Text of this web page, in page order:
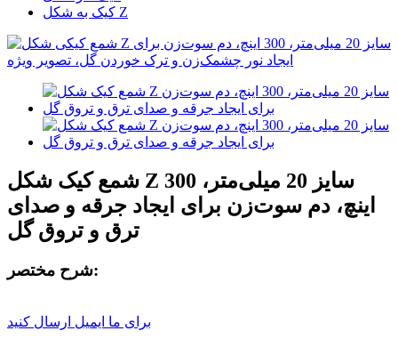
کیک به شکل Z
شمع کیک شکل Z سایز 20 میلی‌متر، 300
اینچ، دم سوت‌زن برای ایجاد جرقه و صدای
ترق و تروق گل
شرح مختصر:
برای ما ایمیل ارسال کنید